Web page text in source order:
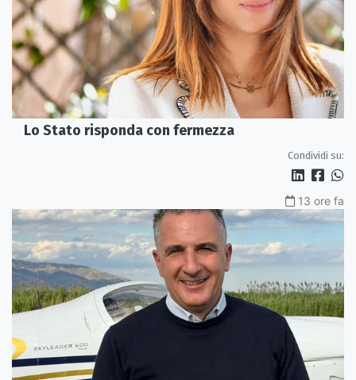
Lo Stato risponda con fermezza
Condividi su:
13 ore fa